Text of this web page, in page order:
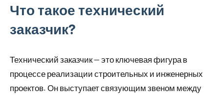
Что такое технический
заказчик?
Технический заказчик — это ключевая фигура в
процессе реализации строительных и инженерных
проектов. Он выступает связующим звеном между